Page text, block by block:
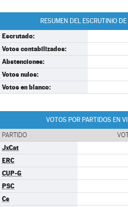
RESUMEN DEL ESCRUTINIO
Escrutado:
Votos contabilizados:
Abstenciones:
Votos nulos:
Votos en blanco:
VOTOS POR PARTIDOS EN
PARTIDO
JxCat
ERC
CUP-G
PSC
Cs